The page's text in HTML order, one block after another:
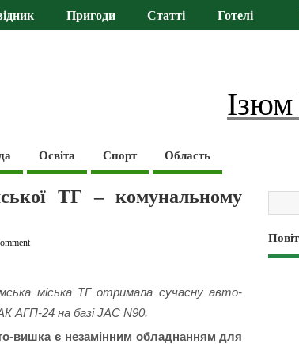
Пригоди Статті Готелі
Ізюм
Освіта Спорт Область
ТГ – комунальному
міська ТГ отримала сучасну авто-
АГП-24 на базі JAC N90.
вишка є незамінним обладнанням для